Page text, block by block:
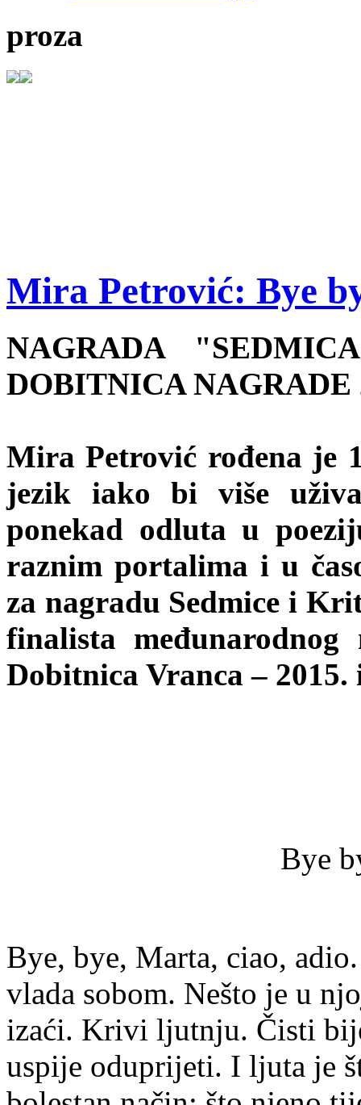
proza
Mira Petrović: Bye
NAGRADA
DOBITNICA NAGRADE
Mira Petrović rođena je
jezik iako bi više
ponekad odluta u
raznim portalima i u
za nagradu Sedmice i
finalista
Dobitnica Vranca – 2015.
Bye
Bye, bye, Marta, ciao,
vlada sobom. Nešto je u
izaći. Krivi ljutnju. Čisti
uspije oduprijeti. I ljuta je